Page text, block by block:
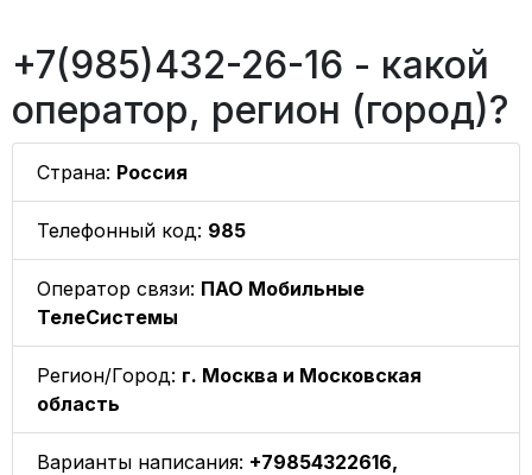
+7(985)432-26-16 - какой
оператор, регион (город)?
Страна: Россия
Телефонный код: 985
Оператор связи: ПАО Мобильные
ТелеСистемы
Регион/Город: г. Москва и Московская
область
Варианты написания: +79854322616,